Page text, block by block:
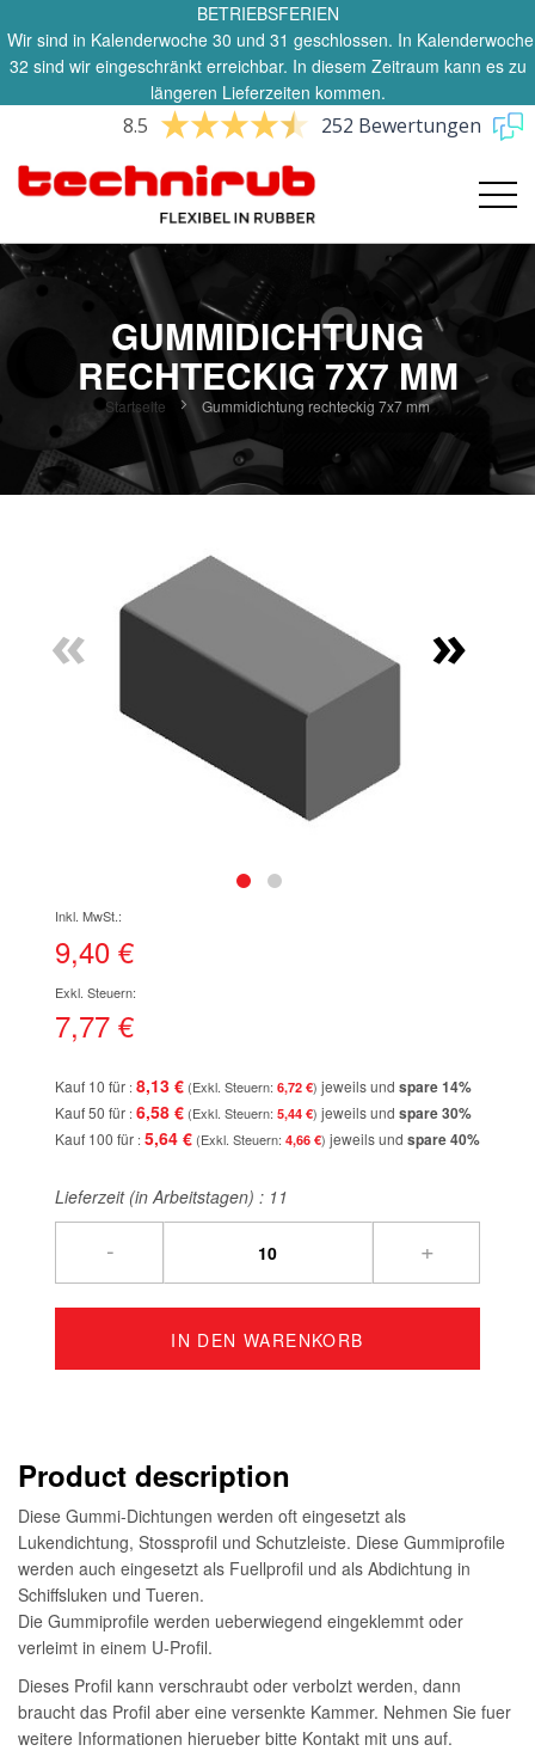
BETRIEBSFERIEN
Wir sind in Kalenderwoche 30 und 31 geschlossen. In Kalenderwoche
32 sind wir eingeschränkt erreichbar. In diesem Zeitraum kann es zu
längeren Lieferzeiten kommen.
8.5 252 Bewertungen
GUMMIDICHTUNG
RECHTECKIG 7X7 MM
Startseite Gummidichtung rechteckig 7x7 mm
Bildgalerie
springen
« »
der
Bildgalerie
9,40 €
7,77 €
Kauf 10 für 8,13 € 6,72 € jeweils und spare14%
Kauf 50 für 6,58 € 5,44 € jeweils und spare30%
Kauf 100 für 5,64 € 4,66 € jeweils und spare40%
Lieferzeit (in Arbeitstagen) : 11
- +
IN DEN WARENKORB
Product description
Diese Gummi-Dichtungen werden oft eingesetzt als
Lukendichtung, Stossprofil und Schutzleiste. Diese Gummiprofile
werden auch eingesetzt als Fuellprofil und als Abdichtung in
Schiffsluken und Tueren.
Die Gummiprofile werden ueberwiegend eingeklemmt oder
verleimt in einem U-Profil.
Dieses Profil kann verschraubt oder verbolzt werden, dann
braucht das Profil aber eine versenkte Kammer. Nehmen Sie fuer
weitere Informationen hierueber bitte Kontakt mit uns auf.